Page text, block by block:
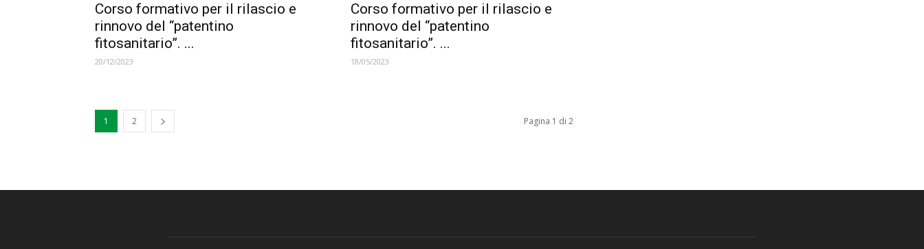
Corso formativo per il rilascio e
rinnovo del “patentino
fitosanitario”. ...
20/12/2023
Corso formativo per il rilascio e
rinnovo del “patentino
fitosanitario”. ...
18/05/2023
1 2 Pagina 1 di 2